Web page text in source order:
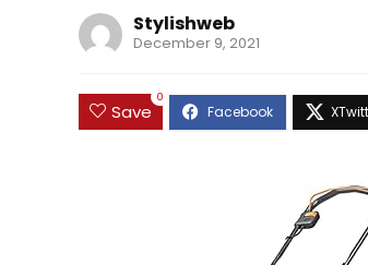
Stylishweb
December 9, 2021
Save
0